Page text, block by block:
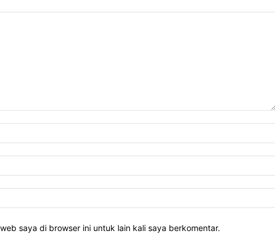
saya di browser ini untuk lain kali saya berkomentar.